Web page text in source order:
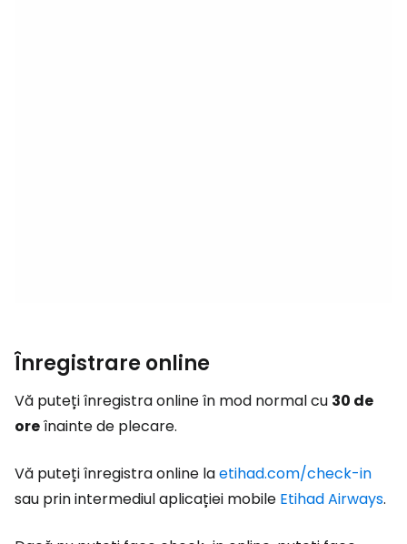
Înregistrare online
Vă puteți înregistra online în mod normal cu 30 de
oreînainte de plecare.
Vă puteți înregistra online laetihad.com/check-in
sau prin intermediul aplicației mobile Etihad Airways.